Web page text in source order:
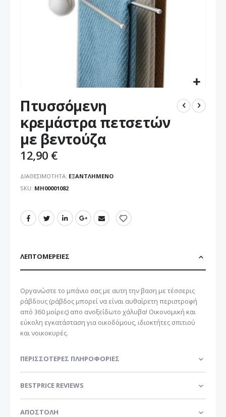
στην
αρχή
της
συλλογής
εικόνων
Πτυσσόμενη
κρεμάστρα πετσετών
με βεντούζα
12,90 €
ΔΙΑΘΕΣΙΜΌΤΗΤΑ: ΕΞΑΝΤΛΗΜΈΝΟ
SKU ΜΗ00001082
ΛΕΠΤΟΜΈΡΕΙΕΣ
Οργανώστε το μπάνιο σας με αυτη την βαση με τέσσερις
ράβδους (ράβδος μπορεί να είναι αυθαίρετη περιστροφή
από 360 μοίρες) απο ανοξείδωτο χάλυβα! Οικονομική και
εύκολη εγκατάσταση για οικοδόμους, ιδιοκτήτες σπιτιού
και νοικοκυρές.
ΠΕΡΙΣΣΌΤΕΡΕΣ ΠΛΗΡΟΦΟΡΊΕΣ
BESTPRICE REVIEWS
ΑΠΟΣΤΟΛΗ